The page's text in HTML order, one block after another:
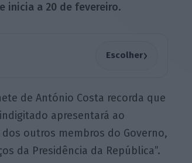
inicia a 20 de fevereiro.
Escolher›
de António Costa recorda que
apresentará ao
outros membros do Governo,
da Presidência da República”.